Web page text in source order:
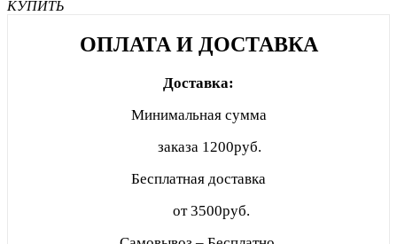
КУПИТЬ
ОПЛАТА И ДОСТАВКА
Доставка:
Минимальная сумма
заказа 1200руб.
Бесплатная доставка
от 3500руб.